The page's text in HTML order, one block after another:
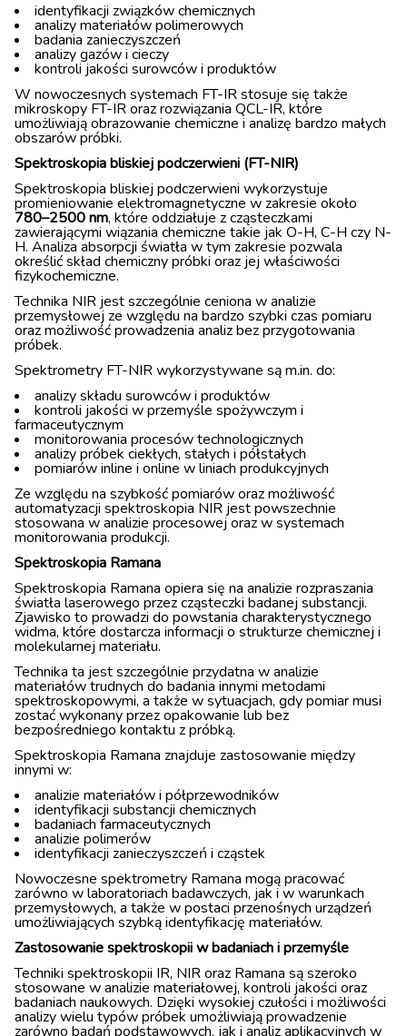
identyfikacji związków chemicznych
analizy materiałów polimerowych
badania zanieczyszczeń
analizy gazów i cieczy
kontroli jakości surowców i produktów
W nowoczesnych systemach FT-IR stosuje się także
mikroskopy FT-IR oraz rozwiązania QCL-IR, które
umożliwiają obrazowanie chemiczne i analizę bardzo małych
obszarów próbki.
Spektroskopia bliskiej podczerwieni (FT-NIR)
Spektroskopia bliskiej podczerwieni wykorzystuje
promieniowanie elektromagnetyczne w zakresie około
780–2500 nm, które oddziałuje z cząsteczkami
zawierającymi wiązania chemiczne takie jak O-H, C-H czy N-
H. Analiza absorpcji światła w tym zakresie pozwala
określić skład chemiczny próbki oraz jej właściwości
fizykochemiczne.
Technika NIR jest szczególnie ceniona w analizie
przemysłowej ze względu na bardzo szybki czas pomiaru
oraz możliwość prowadzenia analiz bez przygotowania
próbek.
Spektrometry FT-NIR wykorzystywane są m.in. do:
analizy składu surowców i produktów
kontroli jakości w przemyśle spożywczym i
farmaceutycznym
monitorowania procesów technologicznych
analizy próbek ciekłych, stałych i półstałych
pomiarów inline i online w liniach produkcyjnych
Ze względu na szybkość pomiarów oraz możliwość
automatyzacji spektroskopia NIR jest powszechnie
stosowana w analizie procesowej oraz w systemach
monitorowania produkcji.
Spektroskopia Ramana
Spektroskopia Ramana opiera się na analizie rozpraszania
światła laserowego przez cząsteczki badanej substancji.
Zjawisko to prowadzi do powstania charakterystycznego
widma, które dostarcza informacji o strukturze chemicznej i
molekularnej materiału.
Technika ta jest szczególnie przydatna w analizie
materiałów trudnych do badania innymi metodami
spektroskopowymi, a także w sytuacjach, gdy pomiar musi
zostać wykonany przez opakowanie lub bez
bezpośredniego kontaktu z próbką.
Spektroskopia Ramana znajduje zastosowanie między
innymi w:
analizie materiałów i półprzewodników
identyfikacji substancji chemicznych
badaniach farmaceutycznych
analizie polimerów
identyfikacji zanieczyszczeń i cząstek
Nowoczesne spektrometry Ramana mogą pracować
zarówno w laboratoriach badawczych, jak i w warunkach
przemysłowych, a także w postaci przenośnych urządzeń
umożliwiających szybką identyfikację materiałów.
Zastosowanie spektroskopii w badaniach i przemyśle
Techniki spektroskopii IR, NIR oraz Ramana są szeroko
stosowane w analizie materiałowej, kontroli jakości oraz
badaniach naukowych. Dzięki wysokiej czułości i możliwości
analizy wielu typów próbek umożliwiają prowadzenie
zarówno badań podstawowych, jak i analiz aplikacyjnych w